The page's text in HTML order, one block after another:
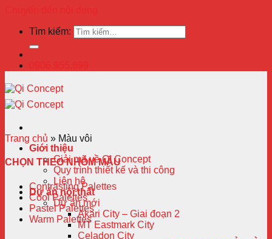
Tìm kiếm:
Giới thiệu
Giải mã về QI Concept
Quy trình thiết kế và thi công
Liên hệ
Dự án nội thất
Dự án mới
Akari City – Giai đoạn 2
MT Eastmark City
Celadon City
Trang chủ » Màu vôi
CHỌN THEO NHÓM MÀU
Contrasting Palettes
Cool Palettes
Pastel Palettes
Warm Palettes